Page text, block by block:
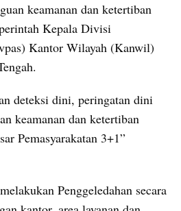
keamanan dan ketertiban
Kepala Divisi
Kantor Wilayah (Kanwil)
deteksi dini, peringatan dini
keamanan dan ketertiban
Pemasyarakatan 3+1”
Penggeledahan secara